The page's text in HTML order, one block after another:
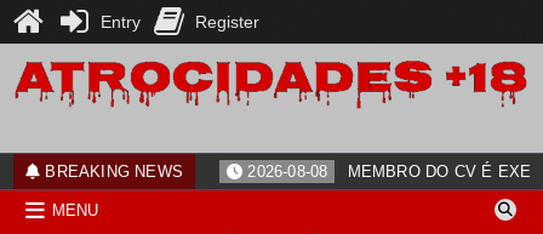
content
BREAKING NEWS 2026-08-08 MEMBRO DO CV É
MENU
Entry Register